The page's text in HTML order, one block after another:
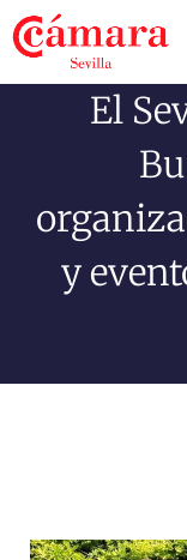
Soluciones
Cámara
El
y